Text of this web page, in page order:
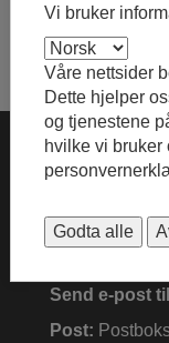
Send sikker
Send e-post
Post:
Vi bruker
Våre nettsider
Dette hjelper
og tjenestene
hvilke vi bruker
Godta alle